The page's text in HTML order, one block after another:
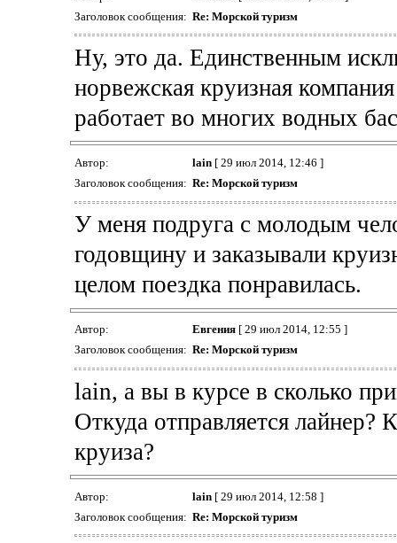
Заголовок сообщения: Re: Морской туризм
Ну, это да. Единственным
норвежская круизная
работает во многих водных
Автор: lain[ 29 июл 2014, 12:46 ]
Заголовок сообщения: Re: Морской туризм
У меня подруга с молодым
годовщину и заказывали
целом поездка понравилась.
Автор: Евгения[ 29 июл 2014, 12:55 ]
Заголовок сообщения: Re: Морской туризм
lain, а вы в курсе в сколько
Откуда отправляется лайнер?
круиза?
Автор: lain[ 29 июл 2014, 12:58 ]
Заголовок сообщения: Re: Морской туризм